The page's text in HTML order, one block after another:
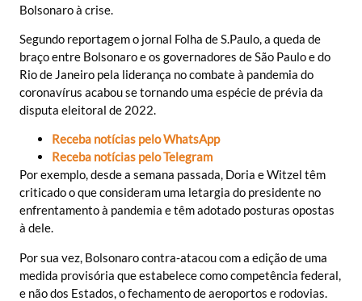
Bolsonaro à crise.
Segundo reportagem o jornal Folha de S.Paulo, a queda de
braço entre Bolsonaro e os governadores de São Paulo e do
Rio de Janeiro pela liderança no combate à pandemia do
coronavírus acabou se tornando uma espécie de prévia da
disputa eleitoral de 2022.
Receba notícias pelo WhatsApp
Receba notícias pelo Telegram
Por exemplo, desde a semana passada, Doria e Witzel têm
criticado o que consideram uma letargia do presidente no
enfrentamento à pandemia e têm adotado posturas opostas
à dele.
Por sua vez, Bolsonaro contra-atacou com a edição de uma
medida provisória que estabelece como competência federal,
e não dos Estados, o fechamento de aeroportos e rodovias.